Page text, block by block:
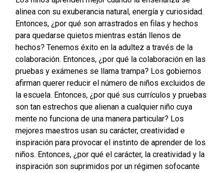
alinea con su exuberancia natural, energía y curiosidad.
Entonces, ¿por qué son arrastrados en filas y hechos
para quedarse quietos mientras están llenos de
hechos? Tenemos éxito en la adultez a través de la
colaboración. Entonces, ¿por qué la colaboración en las
pruebas y exámenes se llama trampa? Los gobiernos
afirman querer reducir el número de niños excluidos de
la escuela. Entonces, ¿por qué sus currículos y pruebas
son tan estrechos que alienan a cualquier niño cuya
mente no funciona de una manera particular? Los
mejores maestros usan su carácter, creatividad e
inspiración para provocar el instinto de aprender de los
niños. Entonces, ¿por qué el carácter, la creatividad y la
inspiración son suprimidos por un régimen sofocante